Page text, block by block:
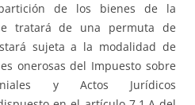
de los bienes de la
tratará de una permuta de
sujeta a la modalidad de
onerosas del Impuesto sobre
y Actos Jurídicos